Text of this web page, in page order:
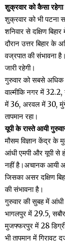
शुक्रवार को कैसा रहेगा
शुक्रवार को भी पटना
शनिवार से दक्षिण
दौरान उत्तर बिहार
वज्रपात की संभावना
जारी रहेगी।
गुरुवार को सबसे अधिक
वाल्मीकि नगर में
में 36, अरवल में 30,
तापमान रहा।
यूपी के रास्ते आयी
मौसम विज्ञान केंद्र के
आंधी एमपी और यूपी से
नहीं है।अचानक आयी
जिसका असर दक्षिण
की संभावना है।
गुरुवार की सुबह में
भागलपुर में 29.5,
मुजफ्फरपुर में 28
भी तापमान में गिरावट